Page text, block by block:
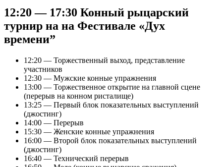
12:20 — 17:30 Конный рыцарский
турнир на на Фестивале «Дух
времени”
12:20 — Торжественный выход, представление
участников
12:30 — Мужские конные упражнения
13:00 — Торжественное открытие на главной сцене
(перерыв на конном ристалище)
13:25 — Первый блок показательных выступлений
(джостинг)
14:00 — Перерыв
15:30 — Женские конные упражнения
16:00 — Второй блок показательных выступлений
(джостинг)
16:40 — Технический перерыв